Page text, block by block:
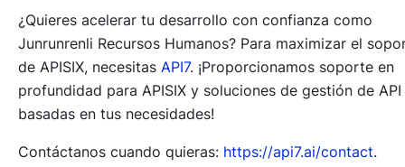
¿Quieres acelerar tu desarrollo con confianza como
Junrunrenli Recursos Humanos? Para maximizar el
de APISIX, necesitas API7. ¡Proporcionamos soporte en
profundidad para APISIX y soluciones de gestión de API
basadas en tus necesidades!
Contáctanos cuando quieras: https://api7.ai/contact.